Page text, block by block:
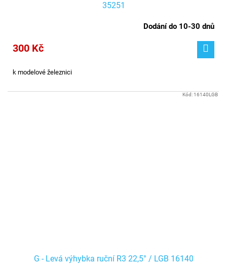
35251
Dodání do 10-30 dnů
300 Kč
k modelové železnici
G - Levá výhybka ruční R3 22,5° / LGB 16140
Kód: 16140LGB